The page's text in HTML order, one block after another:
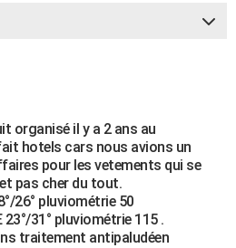
organisé il y a 2 ans au
hotels cars nous avions un
pour les vetements qui se
pas cher du tout.
26° pluviométrie 50
23°/31° pluviométrie 115 .
traitement antipaludéen